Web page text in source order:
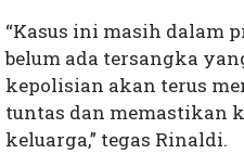
“Kasus ini masih dalam
belum ada tersangka
kepolisian akan terus
tuntas dan memastikan
keluarga,” tegas Rinaldi.